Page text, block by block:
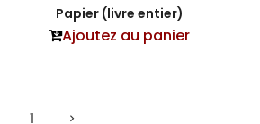
Papier (livre entier)
Ajoutez au panier
1